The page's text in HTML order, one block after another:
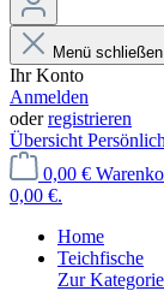
Menü schließen
Ihr Konto
Anmelden
oderregistrieren
Übersicht
0,00 €
0,00 €.
Home
Teichfische
Zur